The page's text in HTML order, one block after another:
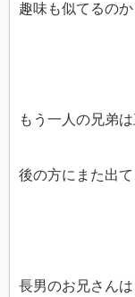
趣味も似てるのか
もう一人の兄弟は
後の方にまた出て
長男のお兄さん